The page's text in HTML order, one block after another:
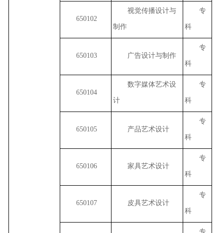
650102
视觉传播设计与
制作
专
科
650103 广告设计与制作
专
科
650104
数字媒体艺术设
计
专
科
650105 产品艺术设计
专
科
650106 家具艺术设计
专
科
650107 皮具艺术设计
专
科